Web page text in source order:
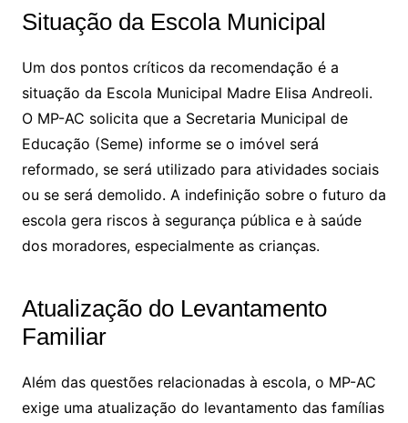
Situação da Escola Municipal
Um dos pontos críticos da recomendação é a
situação da Escola Municipal Madre Elisa Andreoli.
O MP-AC solicita que a Secretaria Municipal de
Educação (Seme) informe se o imóvel será
reformado, se será utilizado para atividades sociais
ou se será demolido. A indefinição sobre o futuro da
escola gera riscos à segurança pública e à saúde
dos moradores, especialmente as crianças.
Atualização do Levantamento
Familiar
Além das questões relacionadas à escola, o MP-AC
exige uma atualização do levantamento das famílias